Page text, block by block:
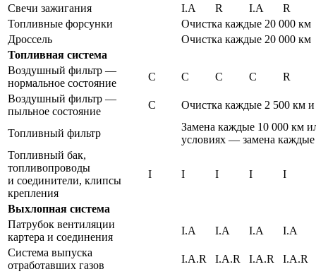
Свечи зажигания
I.A R I.A
R
Топливные форсунки
Очистка каждые 20 000 км
Дроссель
Очистка каждые 20 000 км
Топливная система
Воздушный фильтр —
нормальное состояние
C C C C
R
Воздушный фильтр —
пыльное состояние
C Очистка каждые 2 500 км
Топливный фильтр
Замена каждые 10 000 км
условиях — замена
Топливный бак,
топливопроводы
и соединители, клипсы
крепления
I I I I I
Выхлопная система
Патрубок вентиляции
картера и соединения
I.A I.A I.A
I.A
Система выпуска
отработавших газов
I.A.R I.A.R I.A.R
I.A.R